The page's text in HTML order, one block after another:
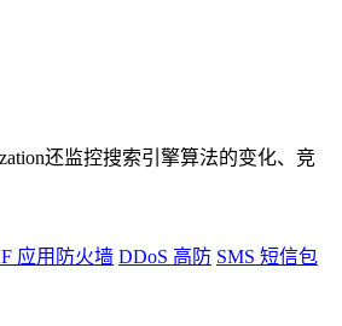
还监控搜索引擎算法的变化、竞
应用防火墙 DDoS 高防 SMS 短信包